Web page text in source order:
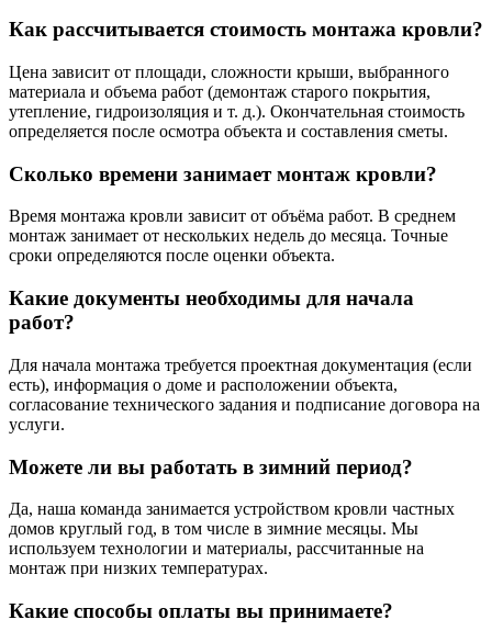
Как рассчитывается стоимость монтажа кровли?
Цена зависит от площади, сложности крыши, выбранного
материала и объема работ (демонтаж старого покрытия,
утепление, гидроизоляция и т. д.). Окончательная стоимость
определяется после осмотра объекта и составления сметы.
Сколько времени занимает монтаж кровли?
Время монтажа кровли зависит от объёма работ. В среднем
монтаж занимает от нескольких недель до месяца. Точные
сроки определяются после оценки объекта.
Какие документы необходимы для начала
работ?
Для начала монтажа требуется проектная документация (если
есть), информация о доме и расположении объекта,
согласование технического задания и подписание договора на
услуги.
Можете ли вы работать в зимний период?
Да, наша команда занимается устройством кровли частных
домов круглый год, в том числе в зимние месяцы. Мы
используем технологии и материалы, рассчитанные на
монтаж при низких температурах.
Какие способы оплаты вы принимаете?